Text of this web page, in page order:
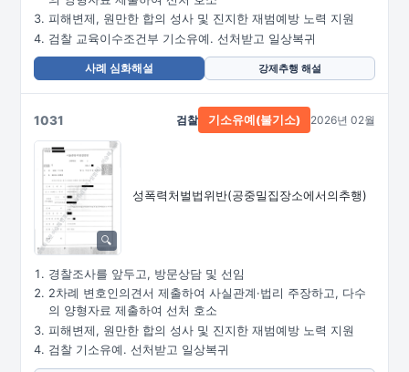
피해변제, 원만한 합의 성사 및 진지한 재범예방 노력 지원
검찰 교육이수조건부 기소유예. 선처받고 일상복귀
사례 심화해설 강제추행 해설
1031
성폭력처벌법위반(공중밀집장소에서의추행)
검찰 기소유예(불기소) 2026년 02월
경찰조사를 앞두고, 방문상담 및 선임
2차례 변호인의견서 제출하여 사실관계·법리 주장하고, 다수
의 양형자료 제출하여 선처 호소
피해변제, 원만한 합의 성사 및 진지한 재범예방 노력 지원
검찰 기소유예. 선처받고 일상복귀